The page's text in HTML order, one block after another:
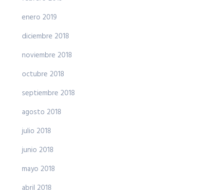
enero 2019
diciembre 2018
noviembre 2018
octubre 2018
septiembre 2018
agosto 2018
julio 2018
junio 2018
mayo 2018